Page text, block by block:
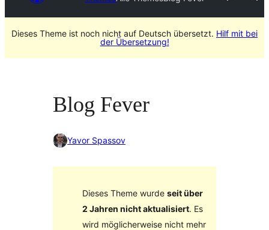
Dieses Theme ist noch nicht auf Deutsch übersetzt. Hilf mit bei
der Übersetzung!
Blog Fever
Yavor Spassov
Dieses Theme wurde seit über
2 Jahren nicht aktualisiert. Es
wird möglicherweise nicht mehr